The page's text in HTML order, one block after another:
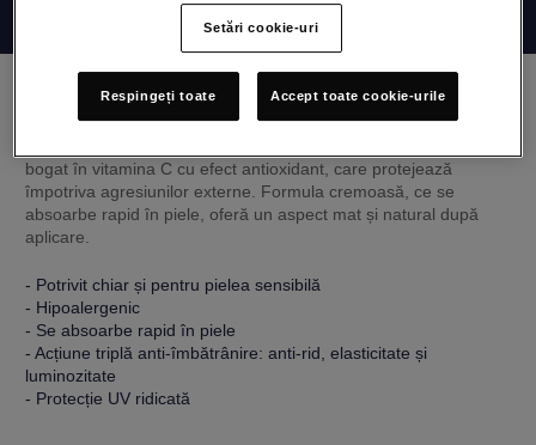
Formulă îmbogățită cu extract de ceai negru fermentat, ce lupta
împotriva tuturor semnelor îmbătrânirii și oferă tenului un
bogat în vitamina C cu efect antioxidant, care protejează
împotriva agresiunilor externe. Formula cremoasă, ce se
absoarbe rapid în piele, oferă un aspect mat și natural după
aplicare.
- Potrivit chiar și pentru pielea sensibilă
- Hipoalergenic
- Se absoarbe rapid în piele
- Acțiune triplă anti-îmbătrânire: anti-rid, elasticitate și
luminozitate
- Protecție UV ridicată
Setări cookie-uri
Respingeți toate Accept toate cookie-urile